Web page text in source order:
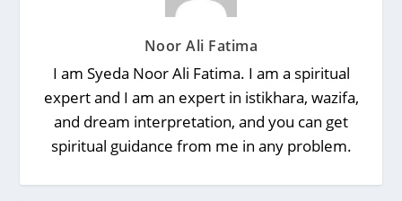
Noor Ali Fatima
I am Syeda Noor Ali Fatima. I am a spiritual
expert and I am an expert in istikhara, wazifa,
and dream interpretation, and you can get
spiritual guidance from me in any problem.